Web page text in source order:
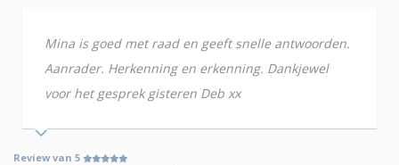
Mina is goed met raad en geeft snelle antwoorden.
Aanrader. Herkenning en erkenning. Dankjewel
voor het gesprek gisteren Deb xx
Review van 5